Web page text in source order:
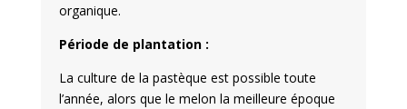
organique.
Période de plantation :
La culture de la pastèque est possible toute
l’année, alors que le melon la meilleure époque